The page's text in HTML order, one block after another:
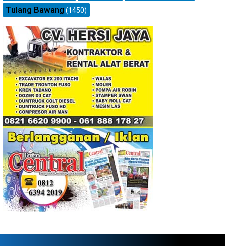
Tulang Bawang (1450)